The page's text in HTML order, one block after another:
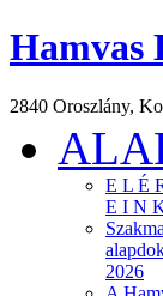
Hamvas
2840 Oroszlány,
E L É
E I N
2026